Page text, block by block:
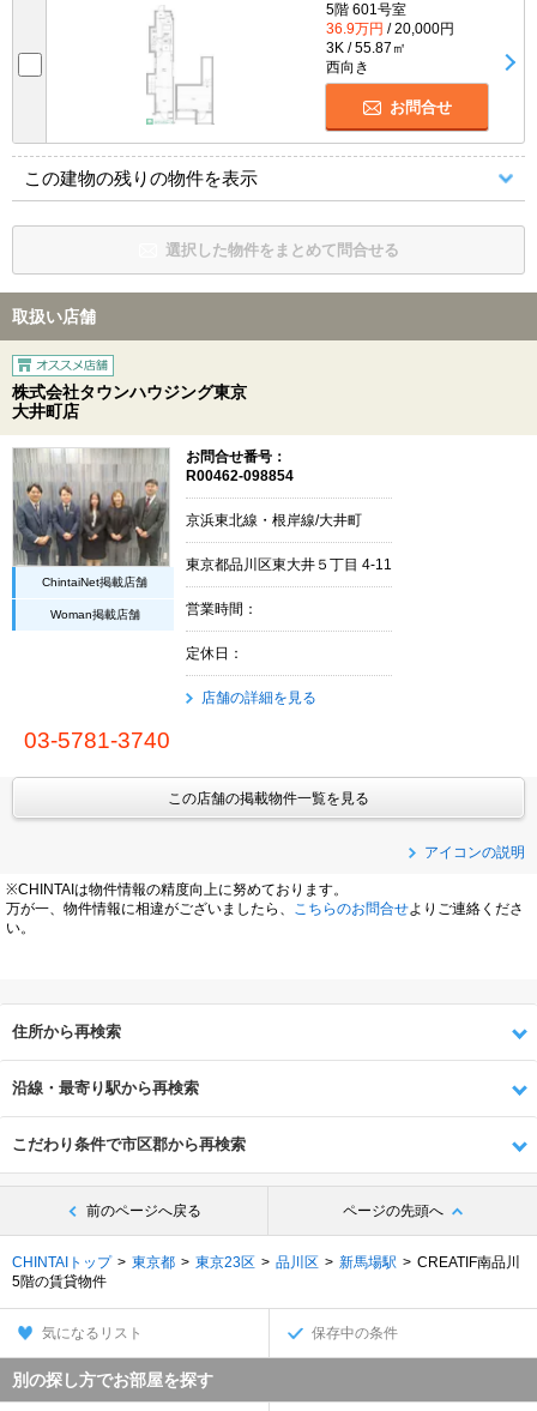
5階 601号室
36.9万円 / 20,000円
3K / 55.87㎡
西向き
お問合せ
この建物の残りの物件を表示
選択した物件をまとめて問合せる
取扱い店舗
株式会社タウンハウジング東京
大井町店
ChintaiNet掲載店舗
Woman掲載店舗
お問合せ番号：
R00462-098854
京浜東北線・根岸線/大井町
東京都品川区東大井５丁目 4-11
営業時間：
定休日：
店舗の詳細を見る
03-5781-3740
この店舗の掲載物件一覧を見る
アイコンの説明
※CHINTAIは物件情報の精度向上に努めております。
万が一、物件情報に相違がございましたら、
こちらのお問合せよりご連絡くださ
い。
住所から再検索
沿線・最寄り駅から再検索
こだわり条件で市区郡から再検索
前のページへ戻る ページの先頭へ
CHINTAIトップ 東京都 東京23区 品川区 新馬場駅
CREATIF南品川
5階の賃貸物件
気になるリスト 保存中の条件
別の探し方でお部屋を探す